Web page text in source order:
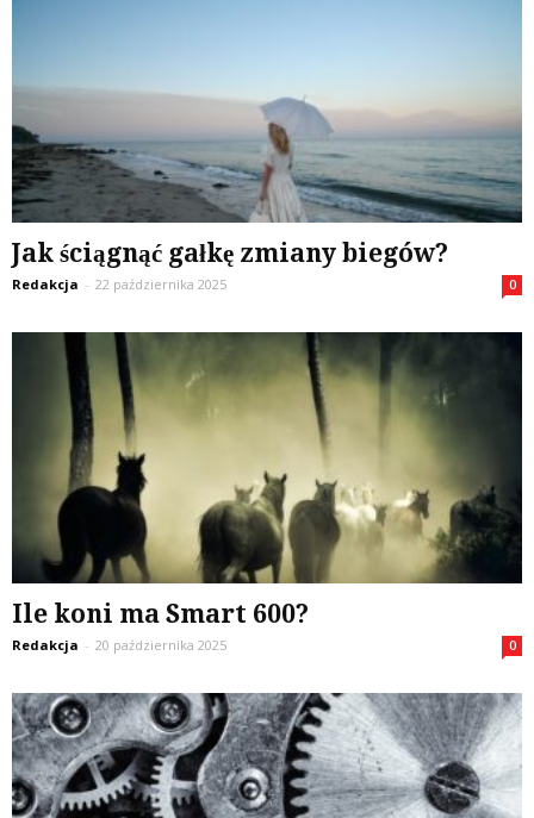
Jak ściągnąć gałkę zmiany biegów?
Redakcja - 22 października 2025 0
Ile koni ma Smart 600?
Redakcja - 20 października 2025 0